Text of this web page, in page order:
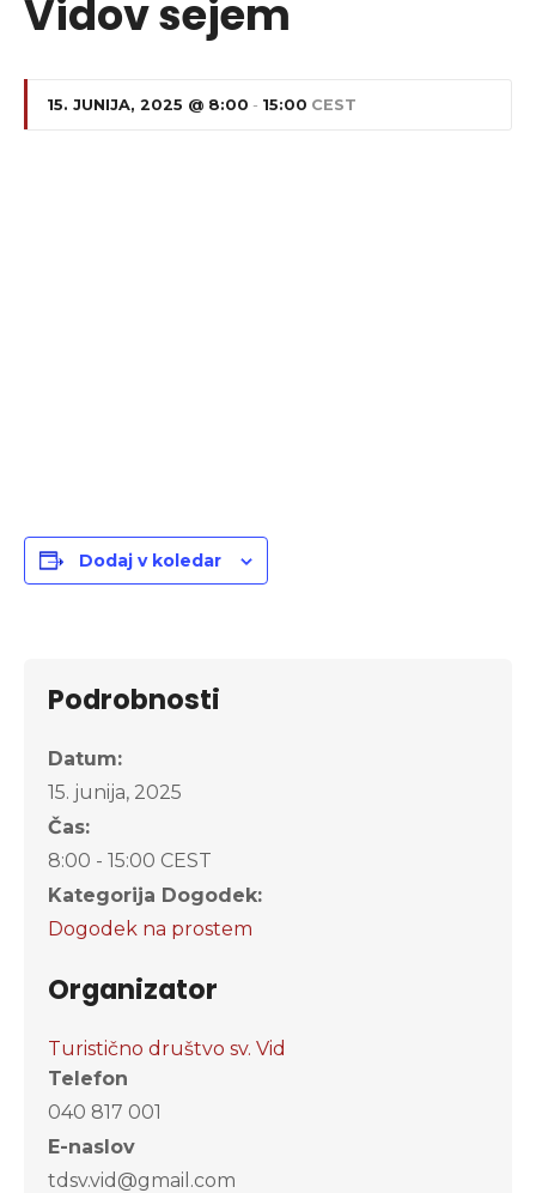
Vidov sejem
15. JUNIJA, 2025 @ 8:00 - 15:00 CEST
Dodaj v koledar
Podrobnosti
Datum:
15. junija, 2025
Čas:
8:00 - 15:00 CEST
Kategorija Dogodek:
Dogodek na prostem
Organizator
Turistično društvo sv. Vid
Telefon
040 817 001
E-naslov
tdsv.vid@gmail.com